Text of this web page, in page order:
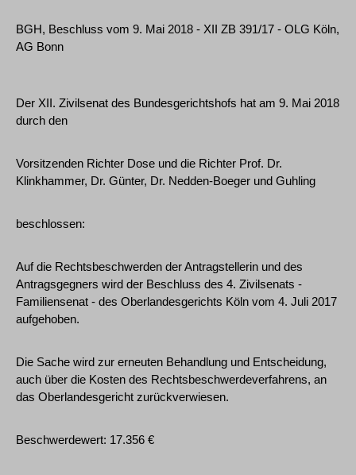
BGH, Beschluss vom 9. Mai 2018 - XII ZB 391/17 - OLG Köln,
AG Bonn
Der XII. Zivilsenat des Bundesgerichtshofs hat am 9. Mai 2018
durch den
Vorsitzenden Richter Dose und die Richter Prof. Dr.
Klinkhammer, Dr. Günter, Dr. Nedden-Boeger und Guhling
beschlossen:
Auf die Rechtsbeschwerden der Antragstellerin und des
Antragsgegners wird der Beschluss des 4. Zivilsenats -
Familiensenat - des Oberlandesgerichts Köln vom 4. Juli 2017
aufgehoben.
Die Sache wird zur erneuten Behandlung und Entscheidung,
auch über die Kosten des Rechtsbeschwerdeverfahrens, an
das Oberlandesgericht zurückverwiesen.
Beschwerdewert: 17.356 €